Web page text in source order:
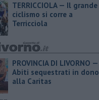
TERRICCIOLA — Il grande
ciclismo si corre a
Terricciola
PROVINCIA DI LIVORNO —
Abiti sequestrati in dono
alla Caritas